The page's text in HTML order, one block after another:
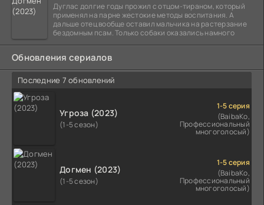
Дуглас долгие годы прожил с отцом-тираном, который
применял на парне жестокие методы воспитания. А
дальше отец вообще оставил мальчика на растерзание
бездомным псам. Только собаки оказались намного
Обновления сериалов
Последние 7 обновлений
Угроза (2023)
(1-5 сезон)
1-5 серия
(BaibaKo,
Профессиональный
многоголосый)
Догмен (2023)
(1-5 сезон)
1-5 серия
(BaibaKo,
Профессиональный
многоголосый)